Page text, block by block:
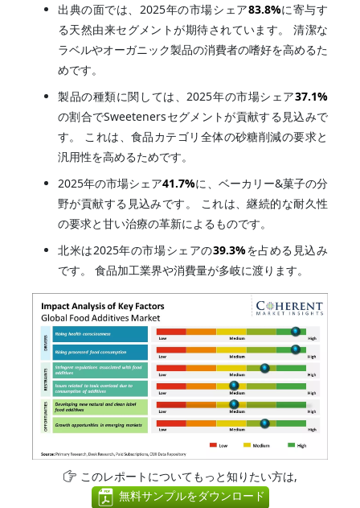
出典の面では、2025年の市場シェア83.8%に寄与す
る天然由来セグメントが期待されています。 清潔な
ラベルやオーガニック製品の消費者の嗜好を高めるた
めです。
製品の種類に関しては、2025年の市場シェア37.1%
の割合でSweetenersセグメントが貢献する見込みで
す。 これは、食品カテゴリ全体の砂糖削減の要求と
汎用性を高めるためです。
2025年の市場シェア41.7%に、ベーカリー&菓子の分
野が貢献する見込みです。 これは、継続的な耐久性
の要求と甘い治療の革新によるものです。
北米は2025年の市場シェアの39.3%を占める見込み
です。 食品加工業界や消費量が多岐に渡ります。
このレポートについてもっと知りたい方は,
無料サンプルをダウンロード